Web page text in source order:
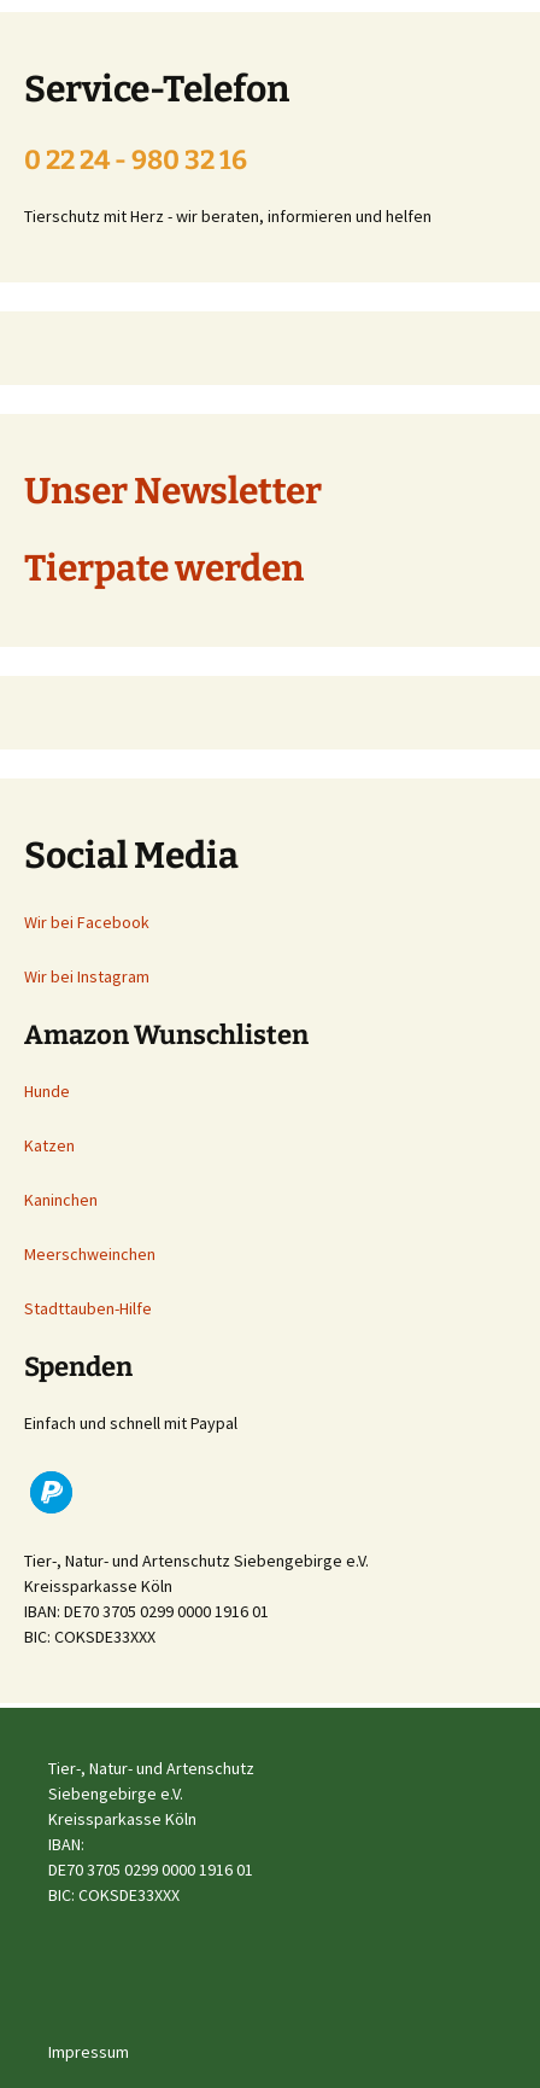
Service-Telefon
0 22 24 - 980 32 16
Tierschutz mit Herz - wir beraten, informieren und helfen
Unser Newsletter
Tierpate werden
Social Media
Wir bei Facebook
Wir bei Instagram
Amazon Wunschlisten
Hunde
Katzen
Kaninchen
Meerschweinchen
Stadttauben-Hilfe
Spenden
Einfach und schnell mit Paypal
Tier-, Natur- und Artenschutz Siebengebirge e.V.
Kreissparkasse Köln
IBAN: DE70 3705 0299 0000 1916 01
BIC: COKSDE33XXX
Tier-, Natur- und Artenschutz
Siebengebirge e.V.
Kreissparkasse Köln
IBAN:
DE70 3705 0299 0000 1916 01
BIC: COKSDE33XXX
Impressum